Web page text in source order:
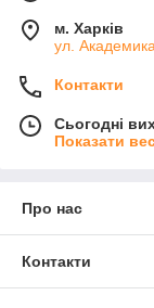
м. Харків
ул.
Контакти
Сьогодні
Показати
Про нас
Контакти